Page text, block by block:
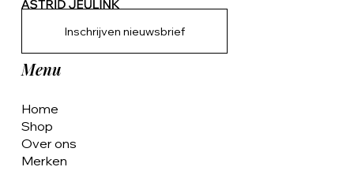
Inschrijven nieuwsbrief
Menu
Home
Shop
Over ons
Merken